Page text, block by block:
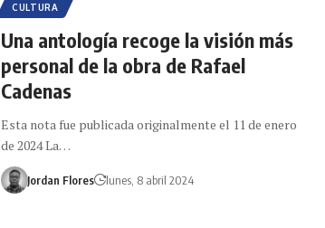
CULTURA
Una antología recoge la visión más
personal de la obra de Rafael
Cadenas
Esta nota fue publicada originalmente el 11 de enero
de 2024 La…
Jordan Flores lunes, 8 abril 2024